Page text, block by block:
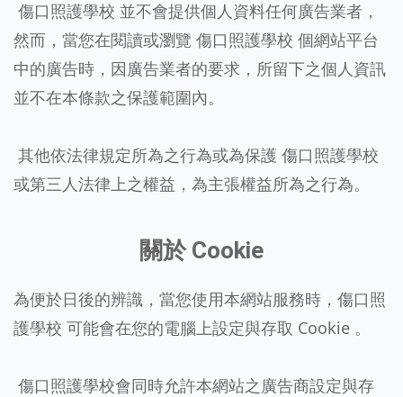
傷口照護學校 並不會提供個人資料任何廣告業者，
然而，當您在閱讀或瀏覽 傷口照護學校 個網站平台
中的廣告時，因廣告業者的要求，所留下之個人資訊
並不在本條款之保護範圍內。
其他依法律規定所為之行為或為保護 傷口照護學校
或第三人法律上之權益，為主張權益所為之行為。
關於 Cookie
為便於日後的辨識，當您使用本網站服務時，傷口照
護學校 可能會在您的電腦上設定與存取 Cookie 。
傷口照護學校會同時允許本網站之廣告商設定與存